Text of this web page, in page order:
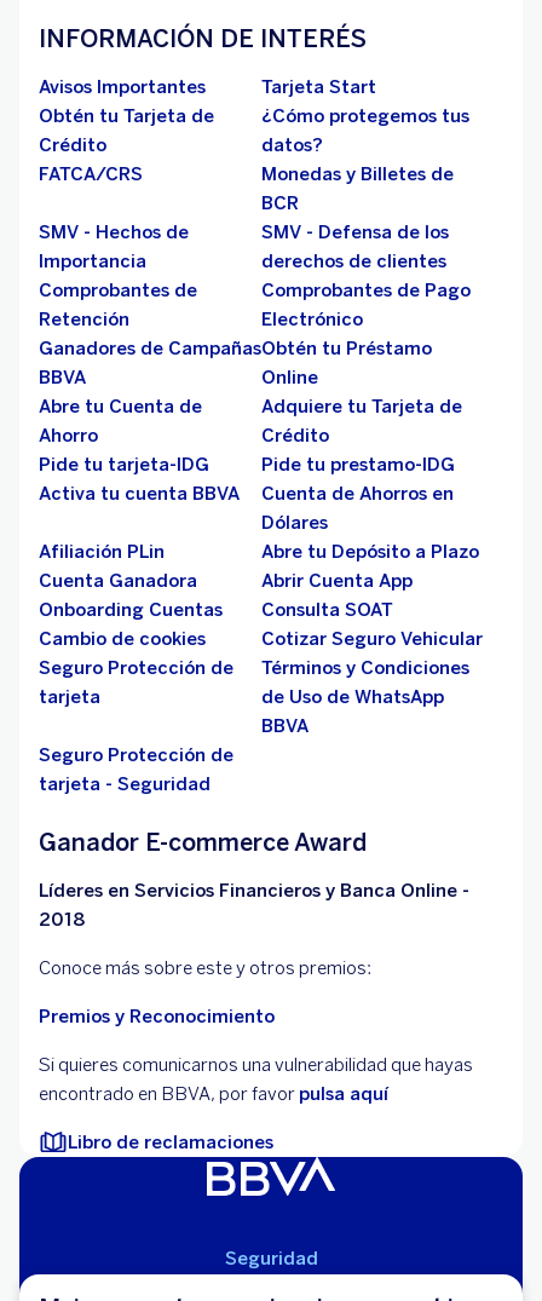
INFORMACIÓN DE INTERÉS
Avisos Importantes
Tarjeta Start
Obtén tu Tarjeta de
Crédito
¿Cómo protegemos tus
datos?
FATCA/CRS
Monedas y Billetes de
BCR
SMV - Hechos de
Importancia
SMV - Defensa de los
derechos de clientes
Comprobantes de
Retención
Comprobantes de Pago
Electrónico
Ganadores de Campañas
BBVA
Obtén tu Préstamo
Online
Abre tu Cuenta de
Ahorro
Adquiere tu Tarjeta de
Crédito
Pide tu tarjeta-IDG
Pide tu prestamo-IDG
Activa tu cuenta BBVA
Cuenta de Ahorros en
Dólares
Afiliación PLin
Abre tu Depósito a Plazo
Cuenta Ganadora
Abrir Cuenta App
Onboarding Cuentas
Consulta SOAT
Cambio de cookies
Cotizar Seguro Vehicular
Seguro Protección de
tarjeta
Términos y Condiciones
de Uso de WhatsApp
BBVA
Seguro Protección de
tarjeta - Seguridad
Ganador E-commerce Award
Líderes en Servicios Financieros y Banca Online -
2018
Conoce más sobre este y otros premios:
Premios y Reconocimiento
Si quieres comunicarnos una vulnerabilidad que hayas
encontrado en BBVA, por favor pulsa aquí
Libro de reclamaciones
Seguridad